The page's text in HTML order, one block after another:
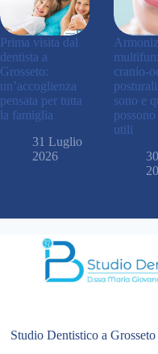
Prima visita dal
dentista a
Grosseto:
un’accoglienza
pensata per tutta
la famiglia
31 Luglio
2026
cranio-
sono e
possono
utili
Studio Dentistico a